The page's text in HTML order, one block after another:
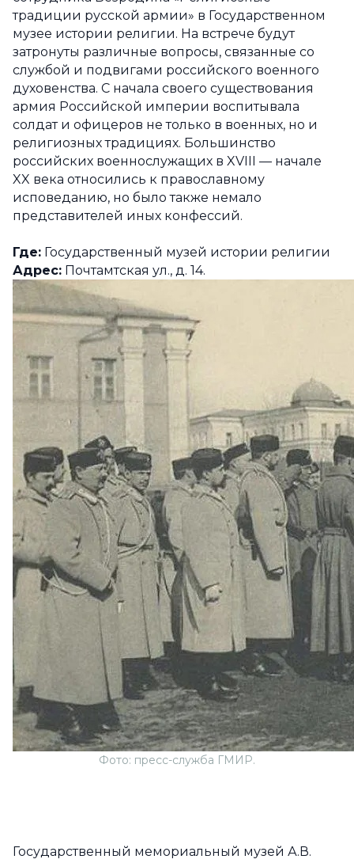
традиции русской армии» в Государственном
музее истории религии. На встрече будут
затронуты различные вопросы, связанные со
службой и подвигами российского военного
духовенства. С начала своего существования
армия Российской империи воспитывала
солдат и офицеров не только в военных, но и
религиозных традициях. Большинство
российских военнослужащих в XVIII — начале
XX века относились к православному
исповеданию, но было также немало
представителей иных конфессий.
Где: Государственный музей истории религии
Адрес: Почтамтская ул., д. 14.
Фото: пресс-служба ГМИР.
Государственный мемориальный музей А.В.